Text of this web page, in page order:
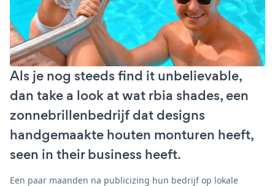
Als je nog steeds find it unbelievable,
dan take a look at wat rbia shades, een
zonnebrillenbedrijf dat designs
handgemaakte houten monturen heeft,
seen in their business heeft.
Een paar maanden na publicizing hun bedrijf op lokale